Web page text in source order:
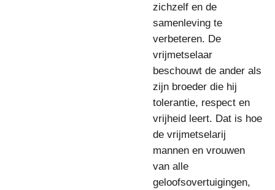
zichzelf en de
samenleving te
verbeteren. De
vrijmetselaar
beschouwt de ander als
zijn broeder die hij
tolerantie, respect en
vrijheid leert. Dat is hoe
de vrijmetselarij
mannen en vrouwen
van alle
geloofsovertuigingen,